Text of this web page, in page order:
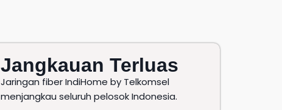
Jangkauan Terluas
Jaringan fiber IndiHome by Telkomsel
menjangkau seluruh pelosok Indonesia.